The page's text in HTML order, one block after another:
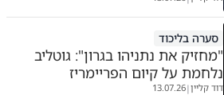
סערה בליכוד
"מחזיק את נתניהו בגרון": גוטליב
נלחמת על קיום הפריימריז
דוד קליין|
13.07.26